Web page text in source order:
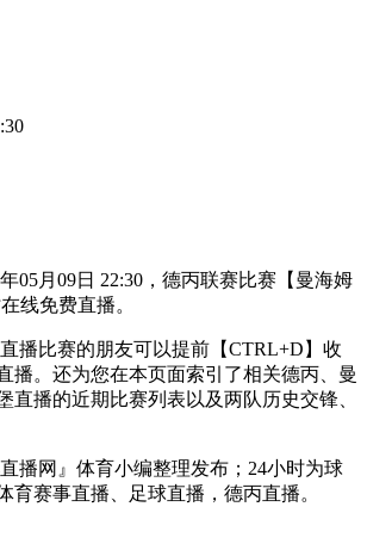
05月09日 22:30，德丙联赛比赛【曼海姆
线免费直播。
播比赛的朋友可以提前【CTRL+D】收
播。还为您在本页面索引了相关德丙、曼
直播的近期比赛列表以及两队历史交锋、
播网』体育小编整理发布；24小时为球
育赛事直播、足球直播，德丙直播。